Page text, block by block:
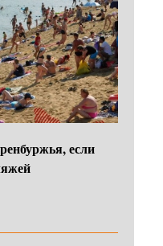
если